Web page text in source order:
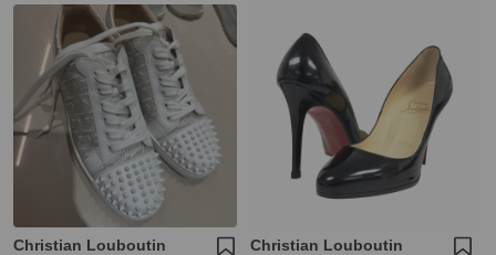
Christian Louboutin Christian Louboutin